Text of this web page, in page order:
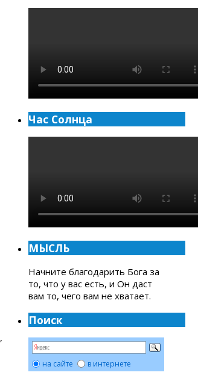
,
Час Солнца
МЫСЛЬ
Начните благодарить Бога за
то, что у вас есть, и Он даст
вам то, чего вам не хватает.
Поиск
на сайте в интернете